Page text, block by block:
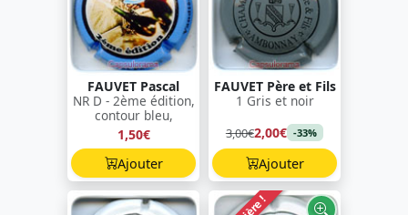
FAUVET Pascal
NR D - 2ème édition,
contour bleu,
1,50€
Ajouter
FAUVET Père et Fils
1 Gris et noir
3,00€2,00€ -33%
Ajouter